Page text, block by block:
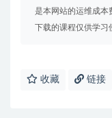
是本网站的运维成本
下载的课程仅供学习
收藏 链接